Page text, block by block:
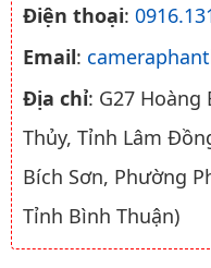
Điện thoại:
Email:
Địa chỉ: G27 Hoàng
Thủy, Tỉnh Lâm
Bích Sơn, Phường
Tỉnh Bình Thuận)